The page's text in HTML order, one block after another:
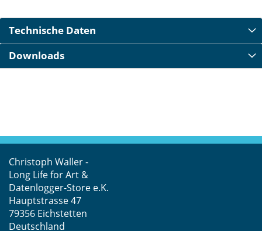
Technische Daten
Downloads
Christoph Waller -
Long Life for Art &
Datenlogger-Store e.K.
Hauptstrasse 47
79356 Eichstetten
Deutschland